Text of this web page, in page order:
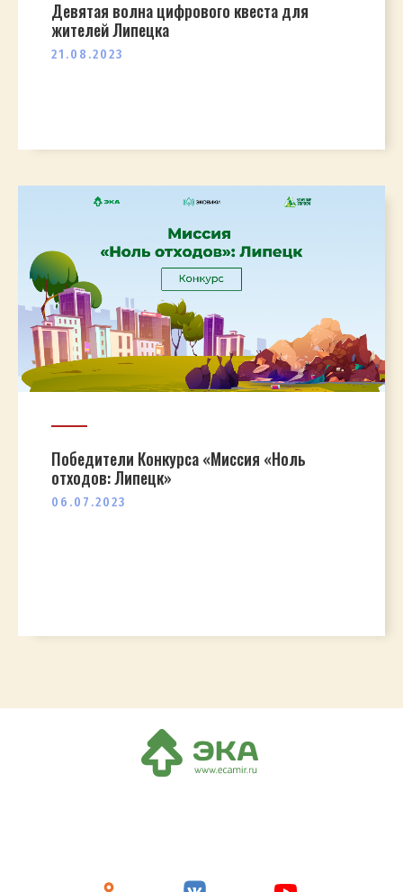
Девятая волна цифрового квеста для
жителей Липецка
21.08.2023
Победители Конкурса «Миссия «Ноль
отходов: Липецк»
06.07.2023